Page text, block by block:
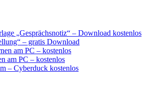
„Gesprächsnotiz“ – Download kostenlos
– gratis Download
am PC – kostenlos
am PC – kostenlos
– Cyberduck kostenlos